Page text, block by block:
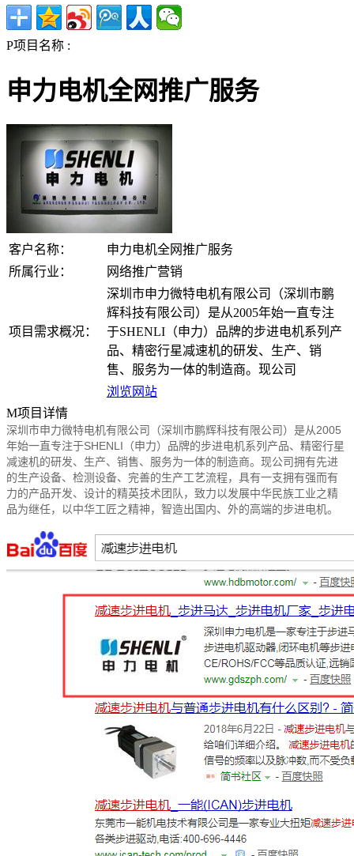
P项目名称 :
申力电机全网推广服务
客户名称：
申力电机全网推广服务
所属行业：
网络推广营销
项目需求概况：
深圳市申力微特电机有限公司（深圳市鹏
辉科技有限公司）是从2005年始一直专注
于SHENLI（申力）品牌的步进电机系列产
品、精密行星减速机的研发、生产、销
售、服务为一体的制造商。现公司
浏览网站
M项目详情
深圳市申力微特电机有限公司（深圳市鹏辉科技有限公司）是从2005
年始一直专注于SHENLI（申力）品牌的步进电机系列产品、精密行星
减速机的研发、生产、销售、服务为一体的制造商。现公司拥有先进
的生产设备、检测设备、完善的生产工艺流程，具有一支拥有强而有
力的产品开发、设计的精英技术团队，致力以发展中华民族工业之精
品为继任，以中华工匠之精神，智造出国内、外的高端的步进电机。